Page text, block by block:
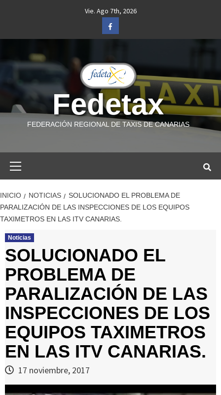
Vie. Ago 7th, 2026
Facebook
Fedetax
FEDERACIÓN REGIONAL DE TAXIS DE CANARIAS
INICIO NOTICIAS
SOLUCIONADO EL PROBLEMA DE
PARALIZACIÓN DE LAS INSPECCIONES DE LOS EQUIPOS
TAXIMETROS EN LAS ITV CANARIAS.
Noticias
SOLUCIONADO EL
PROBLEMA DE
PARALIZACIÓN DE LAS
INSPECCIONES DE LOS
EQUIPOS TAXIMETROS
EN LAS ITV CANARIAS.
17 noviembre, 2017